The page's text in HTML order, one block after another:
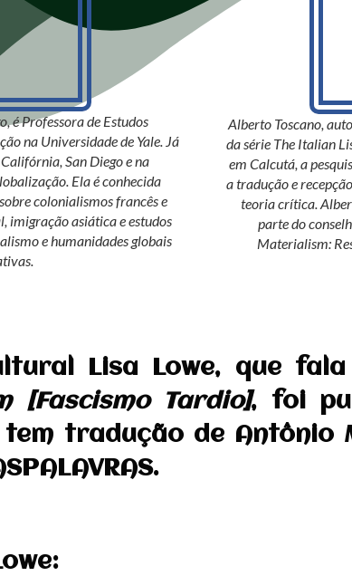
é Professora de Estudos
na Universidade de Yale. Já
San Diego e na
Ela é conhecida
colonialismos francês e
imigração asiática e estudos
e humanidades globais
Alberto Toscano,
da série The Italian
em Calcutá, a
a tradução e
teoria crítica.
parte do
Materialism:
Lisa Lowe, que
[Fascismo Tardio], foi
tradução de Antônio